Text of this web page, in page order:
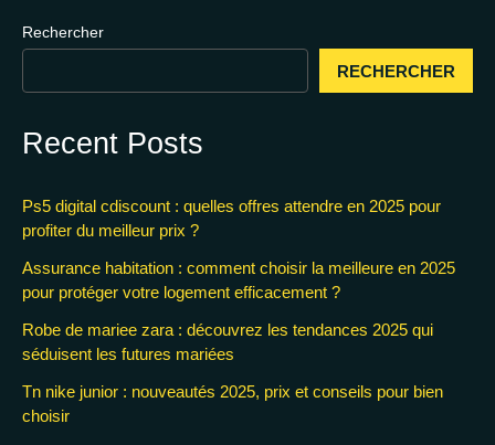
Rechercher
RECHERCHER
Recent Posts
Ps5 digital cdiscount : quelles offres attendre en 2025 pour
profiter du meilleur prix ?
Assurance habitation : comment choisir la meilleure en 2025
pour protéger votre logement efficacement ?
Robe de mariee zara : découvrez les tendances 2025 qui
séduisent les futures mariées
Tn nike junior : nouveautés 2025, prix et conseils pour bien
choisir